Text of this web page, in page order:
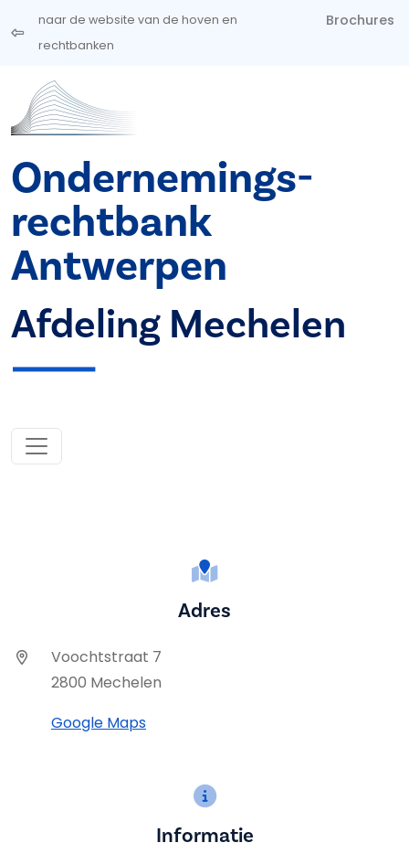
Overslaan en naar de inhoud gaan
naar de website van de hoven en
rechtbanken
Brochures
Ondernemings­
rechtbank
Antwerpen
Afdeling Mechelen
Adres
Voochtstraat 7
2800 Mechelen
Google Maps
Informatie